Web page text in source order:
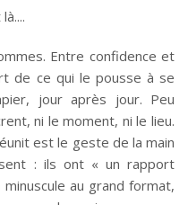
Entre confidence et
de ce qui le pousse à se
jour après jour. Peu
ni le moment, ni le lieu.
est le geste de la main
: ils ont « un rapport
au grand format,